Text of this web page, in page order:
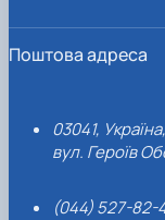
Поштова адреса
03041,
вул. Героїв
(044) 527-82-